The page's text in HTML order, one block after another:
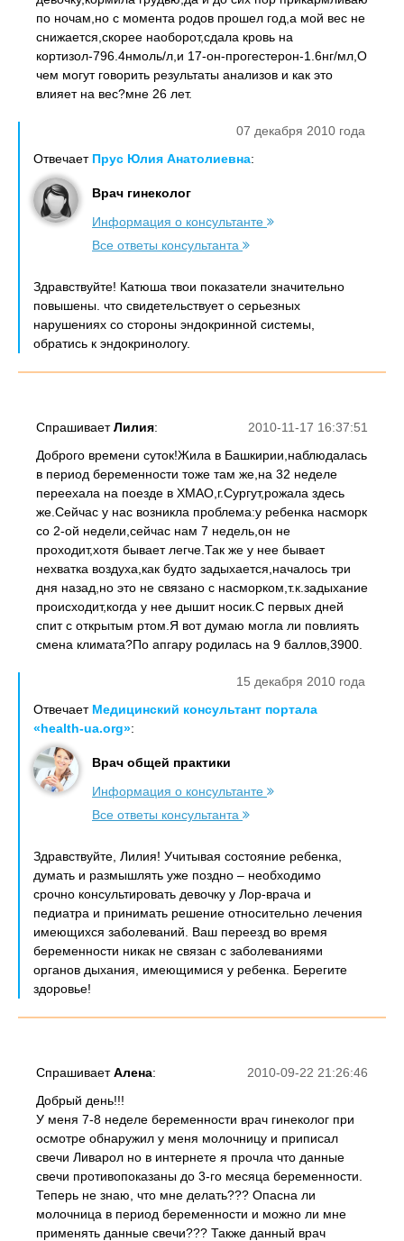
по ночам,но с момента родов прошел год,а мой вес не
снижается,скорее наоборот,сдала кровь на
кортизол-796.4нмоль/л,и 17-он-прогестерон-1.6нг/мл,О
чем могут говорить результаты анализов и как это
влияет на вес?мне 26 лет.
07 декабря 2010 года
Отвечает Прус Юлия Анатолиевна:
Врач гинеколог
Информация о консультанте
Все ответы консультанта
Здравствуйте! Катюша твои показатели значительно
повышены. что свидетельствует о серьезных
нарушениях со стороны эндокринной системы,
обратись к эндокринологу.
2010-11-17 16:37:51
СпрашиваетЛилия:
Доброго времени суток!Жила в Башкирии,наблюдалась
в период беременности тоже там же,на 32 неделе
переехала на поезде в ХМАО,г.Сургут,рожала здесь
же.Сейчас у нас возникла проблема:у ребенка насморк
со 2-ой недели,сейчас нам 7 недель,он не
проходит,хотя бывает легче.Так же у нее бывает
нехватка воздуха,как будто задыхается,началось три
дня назад,но это не связано с насморком,т.к.задыхание
происходит,когда у нее дышит носик.С первых дней
спит с открытым ртом.Я вот думаю могла ли повлиять
смена климата?По апгару родилась на 9 баллов,3900.
15 декабря 2010 года
Отвечает Медицинский консультант портала
«health-ua.org»:
Врач общей практики
Информация о консультанте
Все ответы консультанта
Здравствуйте, Лилия! Учитывая состояние ребенка,
думать и размышлять уже поздно – необходимо
срочно консультировать девочку у Лор-врача и
педиатра и принимать решение относительно лечения
имеющихся заболеваний. Ваш переезд во время
беременности никак не связан с заболеваниями
органов дыхания, имеющимися у ребенка. Берегите
здоровье!
2010-09-22 21:26:46
СпрашиваетАлена:
Добрый день!!!
У меня 7-8 неделе беременности врач гинеколог при
осмотре обнаружил у меня молочницу и приписал
свечи Ливарол но в интернете я прочла что данные
свечи противопоказаны до 3-го месяца беременности.
Теперь не знаю, что мне делать??? Опасна ли
молочница в период беременности и можно ли мне
применять данные свечи??? Также данный врач